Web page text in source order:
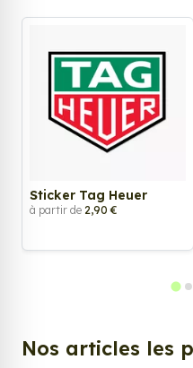
Sticker Tag Heuer
à partir de 2,90 €
Nos articles les